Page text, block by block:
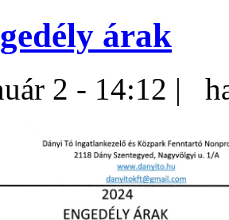
árak
2 - 14:12 |